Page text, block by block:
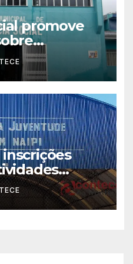
promove
a
e
inscrições